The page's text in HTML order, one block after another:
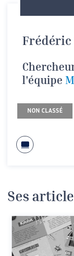
Frédéric
l'équipe
NON CLASSÉ
Ses